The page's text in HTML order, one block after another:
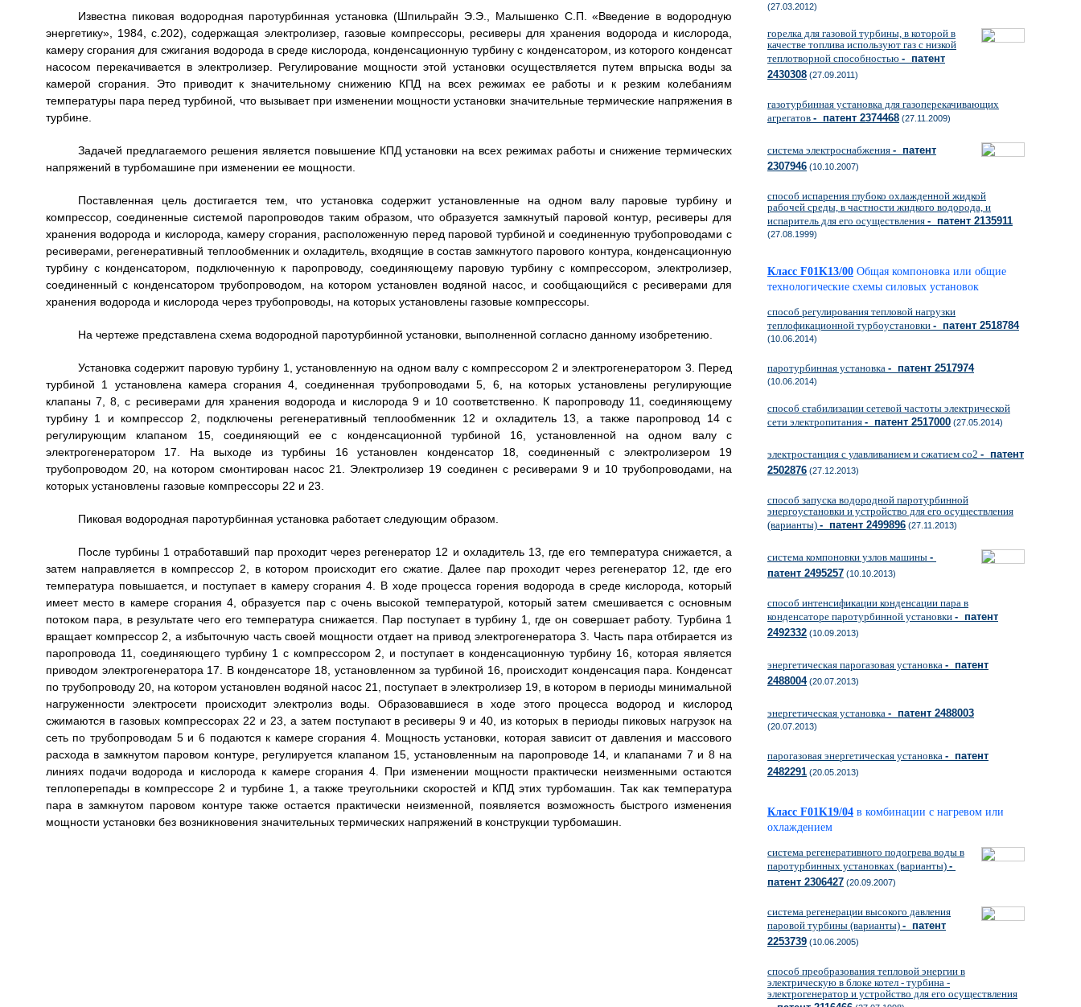
Известна пиковая водородная паротурбинная установка (Шпильрайн Э.Э., Малышенко С.П. «Введение в водородную
энергетику», 1984, с.202), содержащая электролизер, газовые компрессоры, ресиверы для хранения водорода и кислорода,
камеру сгорания для сжигания водорода в среде кислорода, конденсационную турбину с конденсатором, из которого конденсат
насосом перекачивается в электролизер. Регулирование мощности этой установки осуществляется путем впрыска воды за
камерой сгорания. Это приводит к значительному снижению КПД на всех режимах ее работы и к резким колебаниям
температуры пара перед турбиной, что вызывает при изменении мощности установки значительные термические напряжения в
турбине.
Задачей предлагаемого решения является повышение КПД установки на всех режимах работы и снижение термических
напряжений в турбомашине при изменении ее мощности.
Поставленная цель достигается тем, что установка содержит установленные на одном валу паровые турбину и
компрессор, соединенные системой паропроводов таким образом, что образуется замкнутый паровой контур, ресиверы для
хранения водорода и кислорода, камеру сгорания, расположенную перед паровой турбиной и соединенную трубопроводами с
ресиверами, регенеративный теплообменник и охладитель, входящие в состав замкнутого парового контура, конденсационную
турбину с конденсатором, подключенную к паропроводу, соединяющему паровую турбину с компрессором, электролизер,
соединенный с конденсатором трубопроводом, на котором установлен водяной насос, и сообщающийся с ресиверами для
хранения водорода и кислорода через трубопроводы, на которых установлены газовые компрессоры.
На чертеже представлена схема водородной паротурбинной установки, выполненной согласно данному изобретению.
Установка содержит паровую турбину 1, установленную на одном валу с компрессором 2 и электрогенератором 3. Перед
турбиной 1 установлена камера сгорания 4, соединенная трубопроводами 5, 6, на которых установлены регулирующие
клапаны 7, 8, с ресиверами для хранения водорода и кислорода 9 и 10 соответственно. К паропроводу 11, соединяющему
турбину 1 и компрессор 2, подключены регенеративный теплообменник 12 и охладитель 13, а также паропровод 14 с
регулирующим клапаном 15, соединяющий ее с конденсационной турбиной 16, установленной на одном валу с
электрогенератором 17. На выходе из турбины 16 установлен конденсатор 18, соединенный с электролизером 19
трубопроводом 20, на котором смонтирован насос 21. Электролизер 19 соединен с ресиверами 9 и 10 трубопроводами, на
которых установлены газовые компрессоры 22 и 23.
Пиковая водородная паротурбинная установка работает следующим образом.
После турбины 1 отработавший пар проходит через регенератор 12 и охладитель 13, где его температура снижается, а
затем направляется в компрессор 2, в котором происходит его сжатие. Далее пар проходит через регенератор 12, где его
температура повышается, и поступает в камеру сгорания 4. В ходе процесса горения водорода в среде кислорода, который
имеет место в камере сгорания 4, образуется пар с очень высокой температурой, который затем смешивается с основным
потоком пара, в результате чего его температура снижается. Пар поступает в турбину 1, где он совершает работу. Турбина 1
вращает компрессор 2, а избыточную часть своей мощности отдает на привод электрогенератора 3. Часть пара отбирается из
паропровода 11, соединяющего турбину 1 с компрессором 2, и поступает в конденсационную турбину 16, которая является
приводом электрогенератора 17. В конденсаторе 18, установленном за турбиной 16, происходит конденсация пара. Конденсат
по трубопроводу 20, на котором установлен водяной насос 21, поступает в электролизер 19, в котором в периоды минимальной
нагруженности электросети происходит электролиз воды. Образовавшиеся в ходе этого процесса водород и кислород
сжимаются в газовых компрессорах 22 и 23, а затем поступают в ресиверы 9 и 40, из которых в периоды пиковых нагрузок на
сеть по трубопроводам 5 и 6 подаются к камере сгорания 4. Мощность установки, которая зависит от давления и массового
расхода в замкнутом паровом контуре, регулируется клапаном 15, установленным на паропроводе 14, и клапанами 7 и 8 на
линиях подачи водорода и кислорода к камере сгорания 4. При изменении мощности практически неизменными остаются
теплоперепады в компрессоре 2 и турбине 1, а также треугольники скоростей и КПД этих турбомашин. Так как температура
пара в замкнутом паровом контуре также остается практически неизменной, появляется возможность быстрого изменения
мощности установки без возникновения значительных термических напряжений в конструкции турбомашин.
(27.03.2012)
горелка для газовой турбины, в которой в
качестве топлива используют газ с низкой
теплотворной способностью - патент
2430308 (27.09.2011)
газотурбинная установка для газоперекачивающих
агрегатов - патент 2374468 (27.11.2009)
система электроснабжения - патент
2307946 (10.10.2007)
способ испарения глубоко охлажденной жидкой
рабочей среды, в частности жидкого водорода, и
испаритель для его осуществления - патент 2135911
(27.08.1999)
Класс F01K13/00 Общая компоновка или общие
технологические схемы силовых установок
способ регулирования тепловой нагрузки
теплофикационной турбоустановки - патент 2518784
(10.06.2014)
паротурбинная установка - патент 2517974
(10.06.2014)
способ стабилизации сетевой частоты электрической
сети электропитания - патент 2517000 (27.05.2014)
электростанция с улавливанием и сжатием co2 - патент
2502876 (27.12.2013)
способ запуска водородной паротурбинной
энергоустановки и устройство для его осуществления
(варианты) - патент 2499896 (27.11.2013)
система компоновки узлов машины -
патент 2495257 (10.10.2013)
способ интенсификации конденсации пара в
конденсаторе паротурбинной установки - патент
2492332 (10.09.2013)
энергетическая парогазовая установка - патент
2488004(20.07.2013)
энергетическая установка - патент 2488003
(20.07.2013)
парогазовая энергетическая установка - патент
2482291 (20.05.2013)
Класс F01K19/04 в комбинации с нагревом или
охлаждением
система регенеративного подогрева воды в
паротурбинных установках (варианты) -
патент 2306427 (20.09.2007)
система регенерации высокого давления
паровой турбины (варианты) - патент
2253739 (10.06.2005)
способ преобразования тепловой энергии в
электрическую в блоке котел - турбина -
электрогенератор и устройство для его осуществления